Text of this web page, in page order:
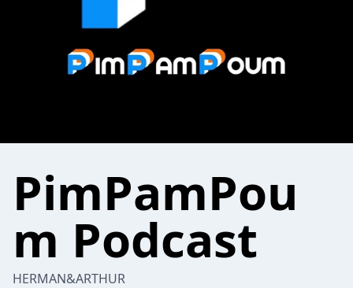
PimPamPou
m Podcast
HERMAN&ARTHUR